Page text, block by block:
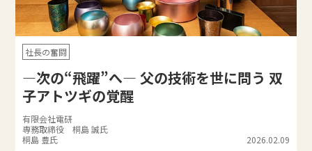
社長の奮闘
―次の“飛躍”へ― 父の技術を世に問う 双
子アトツギの覚醒
有限会社電研
専務取締役 桐島 誠氏
桐島 豊氏
2026.02.09